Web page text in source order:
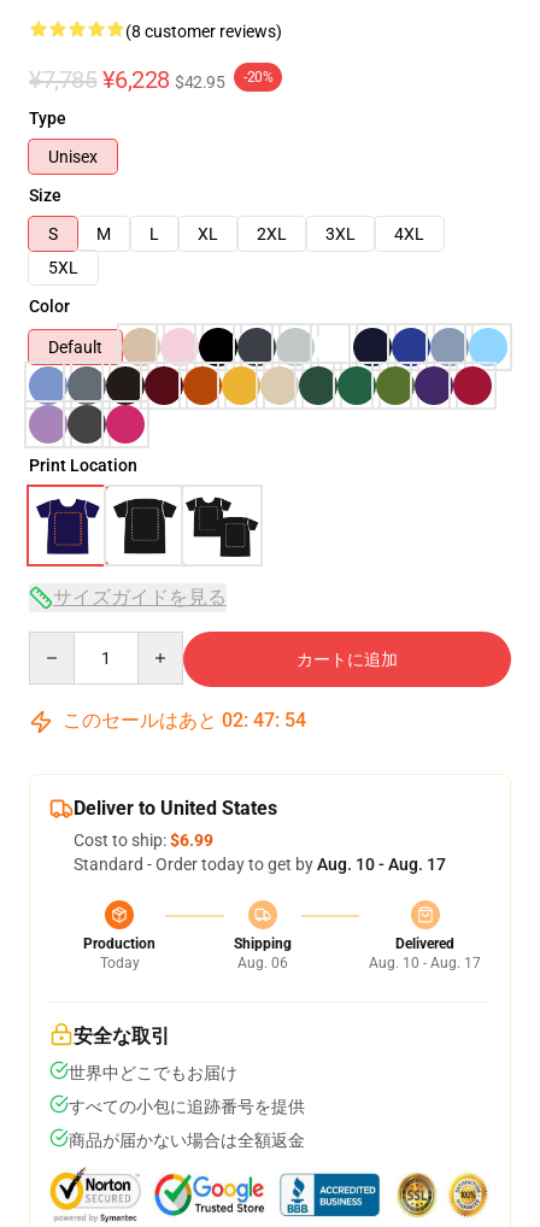
(8 customer reviews)
¥7,785 ¥6,228 $42.95 -20%
Type
Unisex
Size
S
M L XL 2XL 3XL
4XL
5XL
Color
Default
Print Location
サイズガイドを見る
カートに追加
このセールはあと 02: 47: 53
Deliver to United States
Cost to ship:$6.99
Standard - Order today to get byAug. 10 - Aug. 17
Production
Today
Shipping
Aug. 06
Delivered
Aug. 10 - Aug. 17
安全な取引
世界中どこでもお届け
すべての小包に追跡番号を提供
商品が届かない場合は全額返金